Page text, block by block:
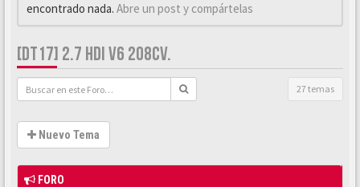
encontrado nada. Abre un post y compártelas
[DT17] 2.7 HDI V6 208CV.
27 temas
Nuevo Tema
FORO